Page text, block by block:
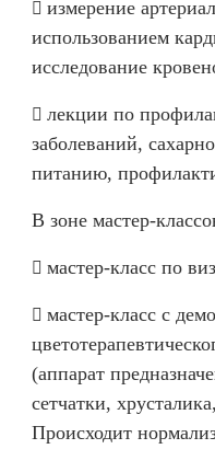
​ измерение
использованием
исследование
​ лекции по
заболеваний,
питанию,
В зоне мастер-
​ мастер-класс по
​ мастер-класс с
(аппарат
сетчатки,
Происходит